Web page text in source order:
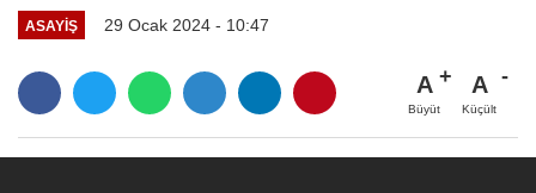
ASAYİŞ 29 Ocak 2024 - 10:47
A
Büyüt
A
Küçült